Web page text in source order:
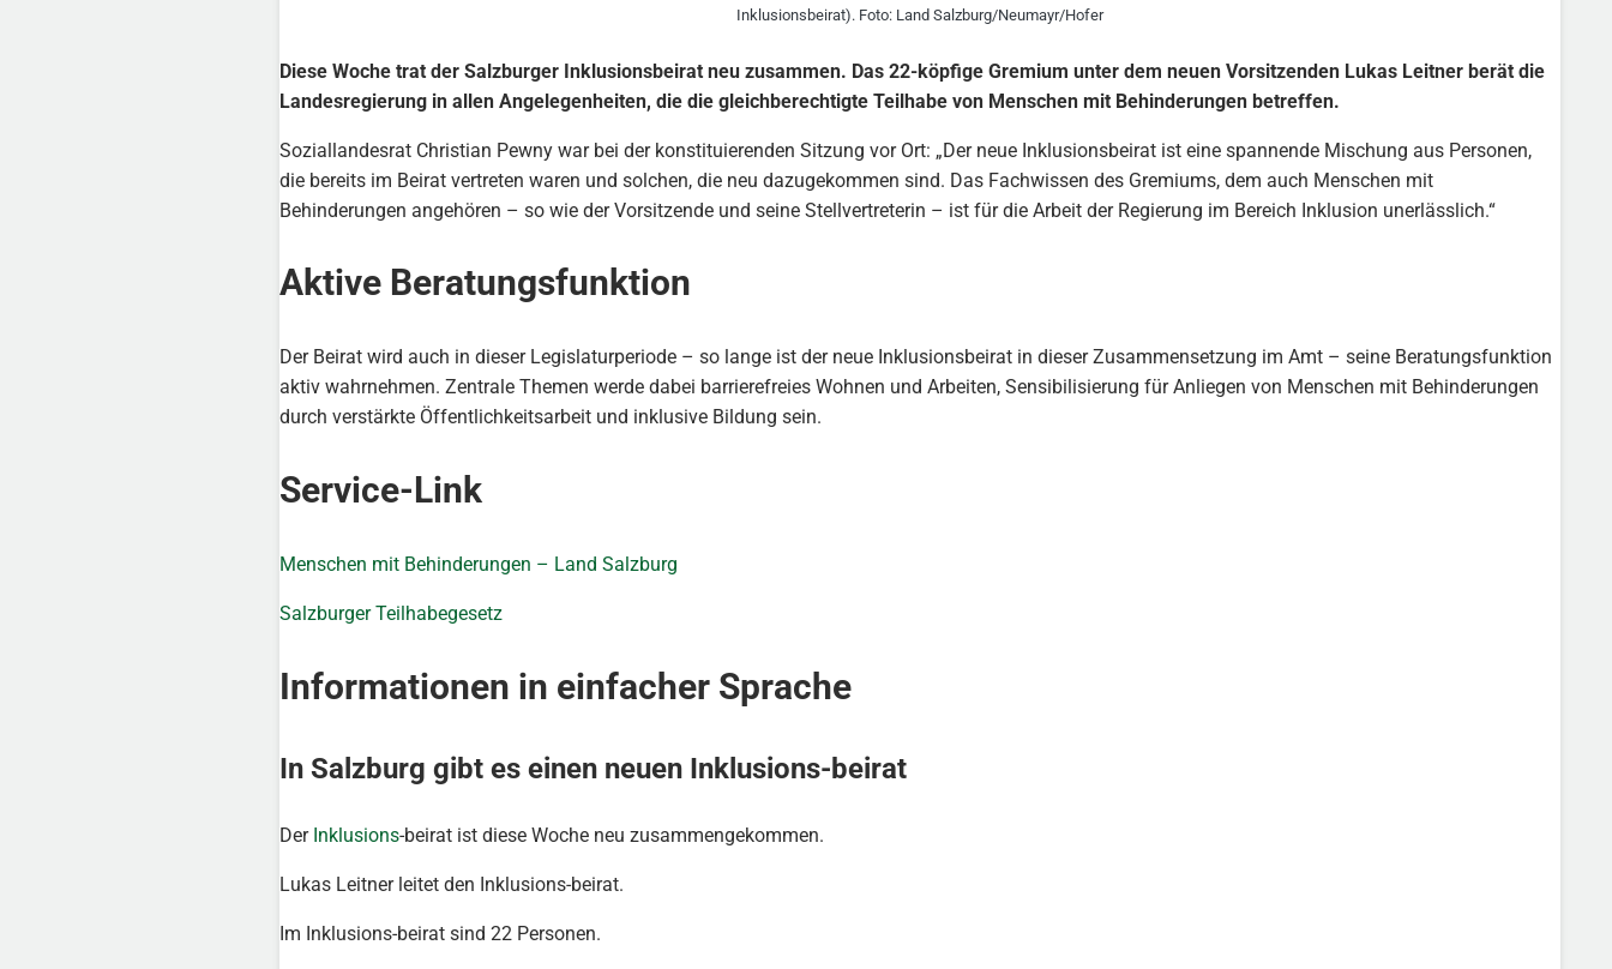
Inklusionsbeirat). Foto: Land Salzburg/Neumayr/Hofer
Diese Woche trat der Salzburger Inklusionsbeirat neu zusammen. Das 22-köpfige Gremium unter dem neuen Vorsitzenden Lukas Leitner berät die
Landesregierung in allen Angelegenheiten, die die gleichberechtigte Teilhabe von Menschen mit Behinderungen betreffen.
Soziallandesrat Christian Pewny war bei der konstituierenden Sitzung vor Ort: „Der neue Inklusionsbeirat ist eine spannende Mischung aus Personen,
die bereits im Beirat vertreten waren und solchen, die neu dazugekommen sind. Das Fachwissen des Gremiums, dem auch Menschen mit
Behinderungen angehören – so wie der Vorsitzende und seine Stellvertreterin – ist für die Arbeit der Regierung im Bereich Inklusion unerlässlich.“
Aktive Beratungsfunktion
Der Beirat wird auch in dieser Legislaturperiode – so lange ist der neue Inklusionsbeirat in dieser Zusammensetzung im Amt – seine Beratungsfunktion
aktiv wahrnehmen. Zentrale Themen werde dabei barrierefreies Wohnen und Arbeiten, Sensibilisierung für Anliegen von Menschen mit Behinderungen
durch verstärkte Öffentlichkeitsarbeit und inklusive Bildung sein.
Service-Link
Menschen mit Behinderungen – Land Salzburg
Salzburger Teilhabegesetz
Informationen in einfacher Sprache
In Salzburg gibt es einen neuen Inklusions-beirat
Der Inklusions-beirat ist diese Woche neu zusammengekommen.
Lukas Leitner leitet den Inklusions-beirat.
Im Inklusions-beirat sind 22 Personen.